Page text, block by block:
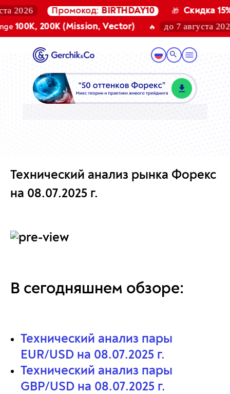
Промокод:BIRTHDAY10 🎁 Скидка 15%на
200K (Mission, Vector) 🔥 до 7 августа 2026
Технический анализ рынка Форекс
на 08.07.2025 г.
В сегодняшнем обзоре:
Технический анализ пары
EUR/USD на 08.07.2025 г.
Технический анализ пары
GBP/USD на 08.07.2025 г.